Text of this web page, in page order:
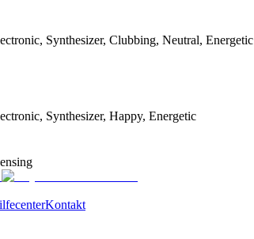
Synthesizer, Clubbing, Neutral, Energetic
Synthesizer, Happy, Energetic
Kontakt